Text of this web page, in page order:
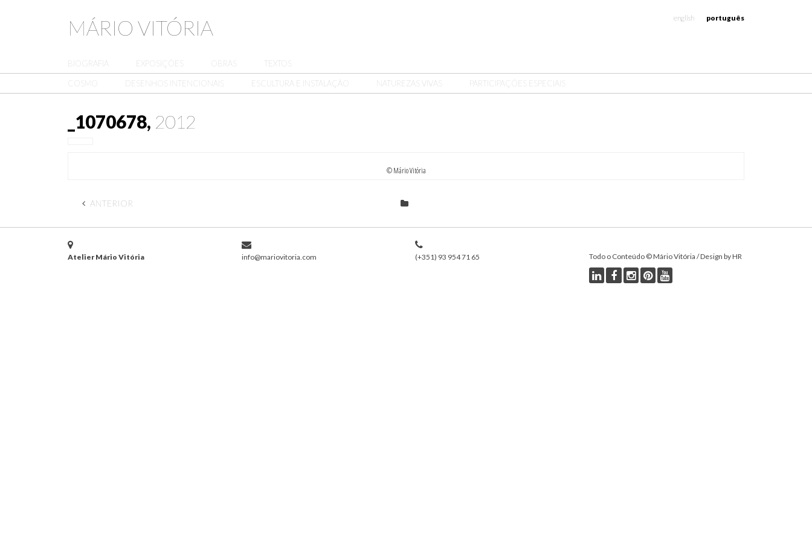
MÁRIO VITÓRIA português
english
BIOGRAFIA EXPOSIÇÕES OBRAS TEXTOS
COSMO DESENHOS INTENCIONAIS ESCULTURA E INSTALAÇÃO NATUREZAS VIVAS PARTICIPAÇÕES ESPECIAIS
_1070678, 2012
© Mário Vitória
ANTERIOR
Atelier Mário Vitória info@mariovitoria.com (+351) 93 954 71 65 Todo o Conteúdo © Mário Vitória / Design by HR